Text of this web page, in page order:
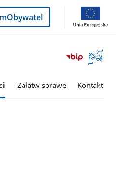
Logowanie
mObywatel
Otwórz
okno
Załatw sprawę Kontakt